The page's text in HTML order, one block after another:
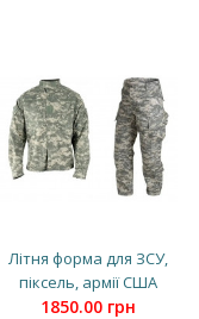
Літня форма для ЗСУ,
піксель, армії США
1850.00 грн